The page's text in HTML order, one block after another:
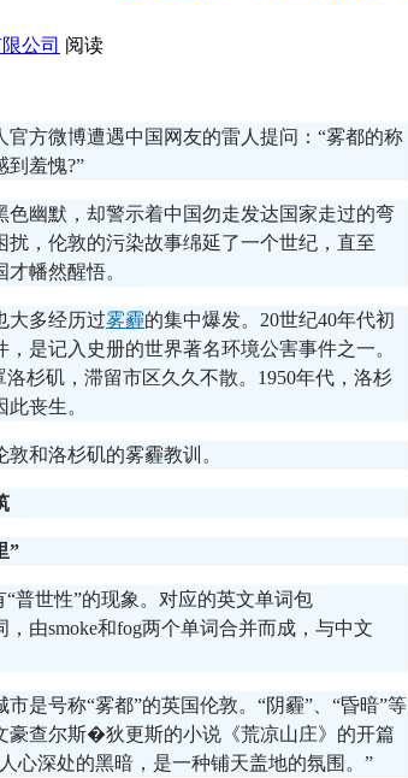
公司 阅读
方微博遭遇中国网友的雷人提问：“雾都的称
到羞愧?”
色幽默，却警示着中国勿走发达国家走过的弯
扰，伦敦的污染故事绵延了一个世纪，直至
幡然醒悟。
大多经历过雾霾的集中爆发。20世纪40年代初
是记入史册的世界著名环境公害事件之一。
杉矶，滞留市区久久不散。1950年代，洛杉
丧生。
和洛杉矶的雾霾教训。
”
普世性”的现象。对应的英文单词包
由smoke和fog两个单词合并而成，与中文
是号称“雾都”的英国伦敦。“阴霾”、“昏暗”等
豪查尔斯�狄更斯的小说《荒凉山庄》的开篇
心深处的黑暗，是一种铺天盖地的氛围。”